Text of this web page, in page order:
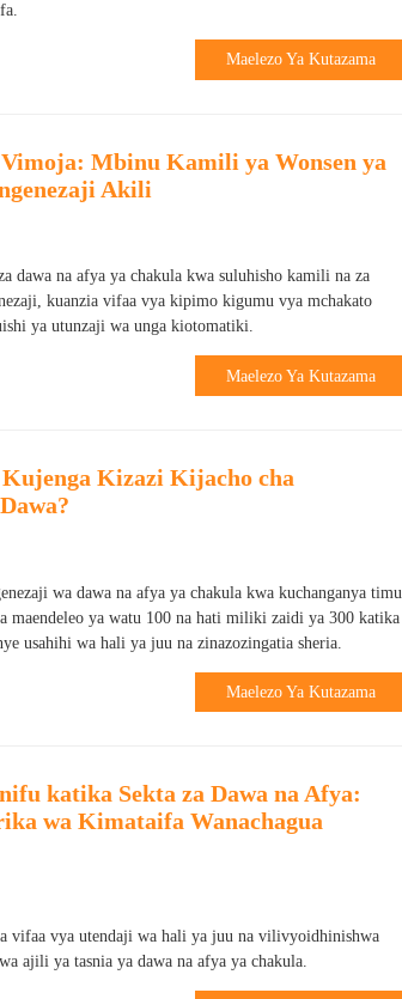
Maelezo Ya Kutazama
Mbinu Kamili ya Wonsen ya
Akili
dawa na afya ya chakula kwa suluhisho kamili na za
kuanzia vifaa vya kipimo kigumu vya mchakato
ya utunzaji wa unga kiotomatiki.
Maelezo Ya Kutazama
Kizazi Kijacho cha
wa dawa na afya ya chakula kwa kuchanganya timu
maendeleo ya watu 100 na hati miliki zaidi ya 300 katika
usahihi wa hali ya juu na zinazozingatia sheria.
Maelezo Ya Kutazama
katika Sekta za Dawa na Afya:
wa Kimataifa Wanachagua
vifaa vya utendaji wa hali ya juu na vilivyoidhinishwa
ajili ya tasnia ya dawa na afya ya chakula.